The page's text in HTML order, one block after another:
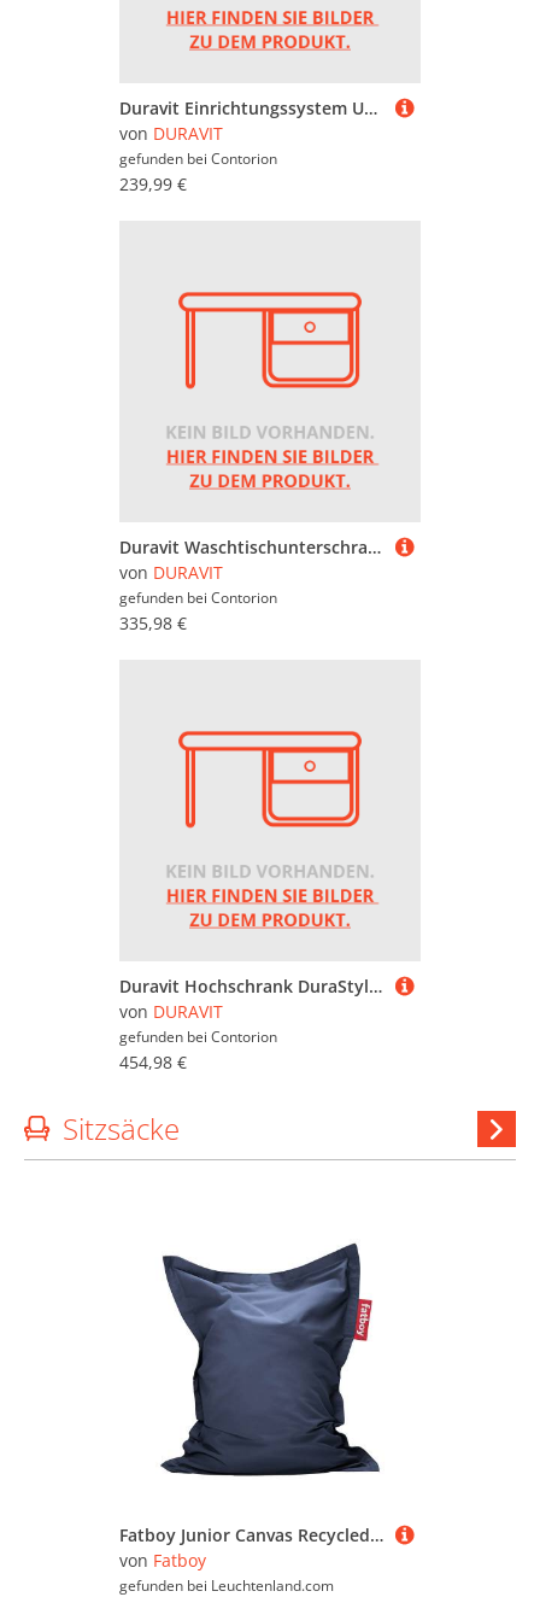
Duravit Einrichtungssystem Universal Set 325x321x55mm, natur Oa solid, f WTU
von DURAVIT
gefunden bei Contorion
239,99 €
Duravit Waschtischunterschrank Ketho 40x32x55cm, wandhängend, T re, nussbaum natur
von DURAVIT
gefunden bei Contorion
335,98 €
Duravit Hochschrank DuraStyle 40x24x140cm, Tür rechts, Eiche natur
von DURAVIT
gefunden bei Contorion
454,98 €
Sitzsäcke
Fatboy Junior Canvas Recycled Sitzsack Crown Blue (blau)
von Fatboy
gefunden bei Leuchtenland.com